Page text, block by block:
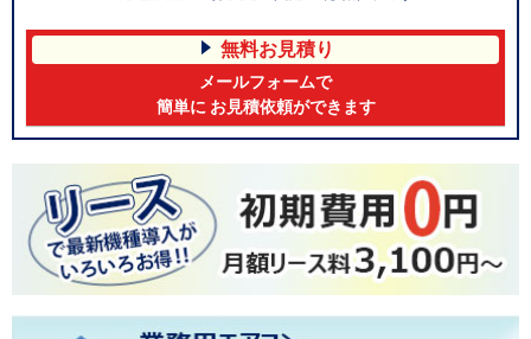
無料お見積り
メールフォームで
簡単に お見積依頼ができます